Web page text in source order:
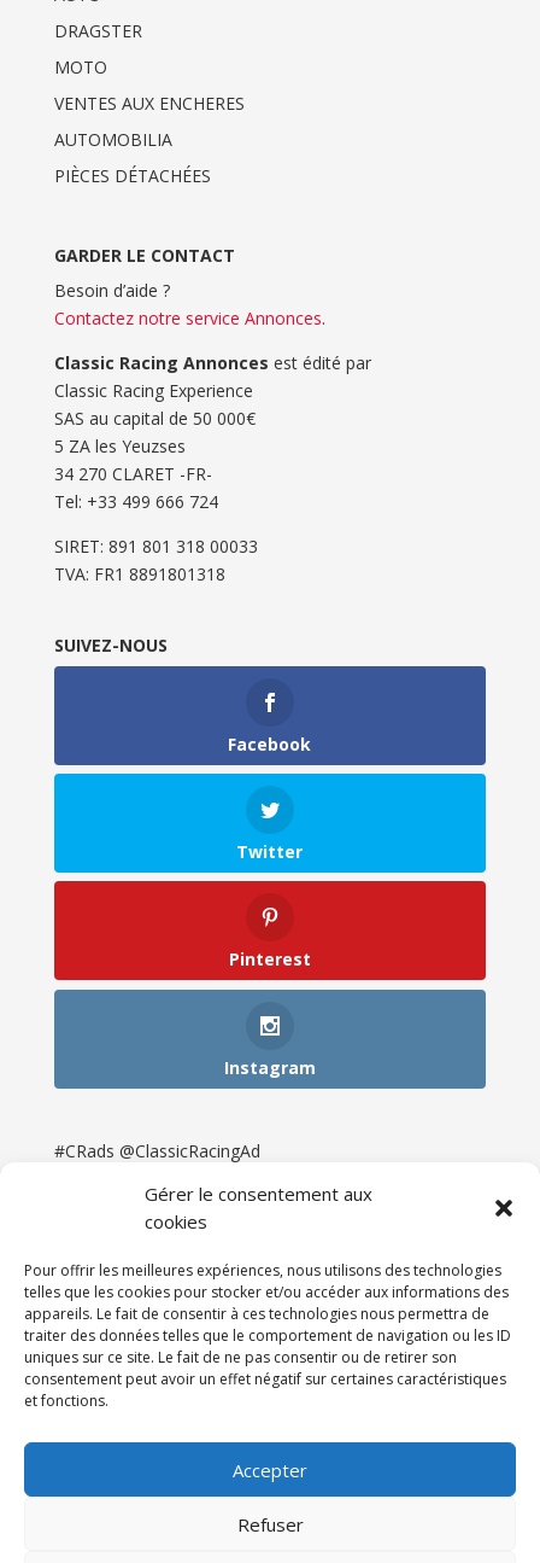
Gérer le consentement aux
cookies
Pour offrir les meilleures expériences, nous utilisons des technologies
telles que les cookies pour stocker et/ou accéder aux informations des
appareils. Le fait de consentir à ces technologies nous permettra de
traiter des données telles que le comportement de navigation ou les ID
uniques sur ce site. Le fait de ne pas consentir ou de retirer son
consentement peut avoir un effet négatif sur certaines caractéristiques
et fonctions.
Accepter
Refuser
DRAGSTER
MOTO
VENTES AUX ENCHERES
AUTOMOBILIA
PIÈCES DÉTACHÉES
GARDER LE CONTACT
Besoin d’aide ?
Contactez notre service Annonces.
Classic Racing Annonces est édité par
Classic Racing Experience
SAS au capital de 50 000€
5 ZA les Yeuzses
34 270 CLARET -FR-
Tel: ‭+33 499 666 724‬
SIRET: 891 801 318 00033
TVA: FR1 8891801318
SUIVEZ-NOUS
Facebook
Twitter
Pinterest
Instagram
#CRads @ClassicRacingAd
Newsletter & Presse
Partenaires
Tarifs
Espace Client